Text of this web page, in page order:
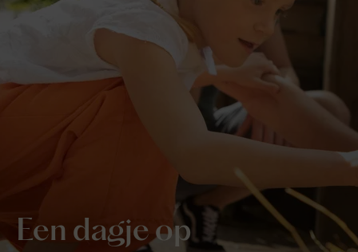
Een dagje op